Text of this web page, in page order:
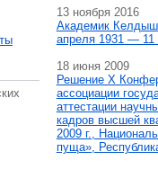
13 ноября 2016
Академик
апреля 1931 — 11
18 июня 2009
Решение X
ассоциации
аттестации
кадров высшей
2009 г.,
пуща»,